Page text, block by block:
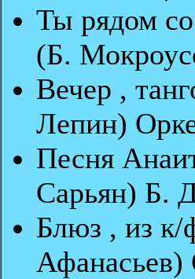
Ты рядом
(Б.
Вечер ,
Лепин)
Песня
Сарьян) Б.
Блюз , из
Афанасьев)